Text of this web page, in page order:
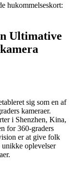
hukommelseskort:
Ultimative
sig som en af
kameraer.
i Shenzhen, Kina,
for 360-graders
er at give folk
unikke oplevelser